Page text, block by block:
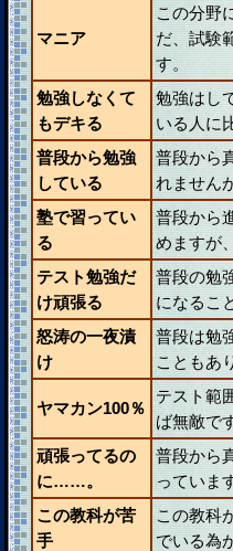
マニア
この分野
だ、試験
す。
勉強しなくて
もデキる
勉強はし
いる人に
普段から勉強
している
普段から
れません
塾で習ってい
る
普段から
めますが
テスト勉強だ
け頑張る
普段の勉
になるこ
怒涛の一夜漬
け
普段は勉
こともあ
ヤマカン100％
テスト範
ば無敵で
頑張ってるの
に……。
普段から
っていま
この教科が苦
手
この教科
でいる為